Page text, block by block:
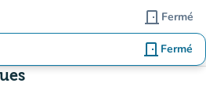
door_front Fermé
door_front Fermé